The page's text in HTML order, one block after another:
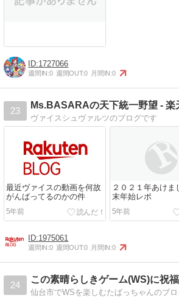
1727066
週間IN:0 週間OUT:0 月間IN:0
23
Ms.BASARAの天下統一野望 - 楽
ヴァイスシュヴァルツのブログです
最近ヴァイスの動画を何故
がんばってるのかの件
5年前
２０２１年あけ
末年始レポ
5年前
1975061
週間IN:0 週間OUT:0 月間IN:0
24
この素晴らしきゲーム(WS)に祝
仙台市でWSを楽しむたばっちゃんのブロ